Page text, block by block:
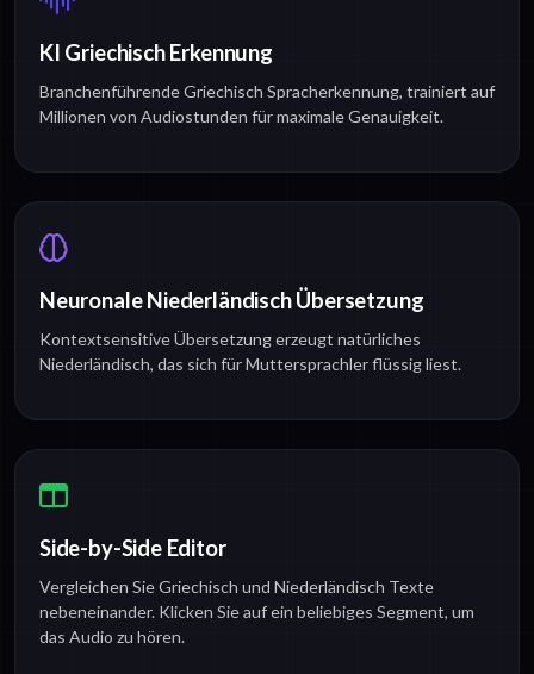
KI Griechisch Erkennung
Branchenführende Griechisch Spracherkennung, trainiert auf
Millionen von Audiostunden für maximale Genauigkeit.
Neuronale Niederländisch Übersetzung
Kontextsensitive Übersetzung erzeugt natürliches
Niederländisch, das sich für Muttersprachler flüssig liest.
Side-by-Side Editor
Vergleichen Sie Griechisch und Niederländisch Texte
nebeneinander. Klicken Sie auf ein beliebiges Segment, um
das Audio zu hören.